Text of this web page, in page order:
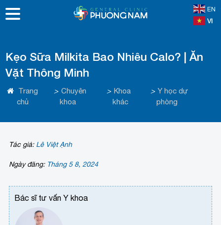
EN
VI
Kẹo Sữa Milkita Bao Nhiêu Calo? | Ăn
Vặt Thông Minh
Trang
chủ
> Chuyên
khoa
> Khoa
khác
> Y học dự
phòng
Tác giả: Lê Việt Ạnh
Ngày đăng: Tháng 5 8, 2024
Bác sĩ tư vấn Y khoa